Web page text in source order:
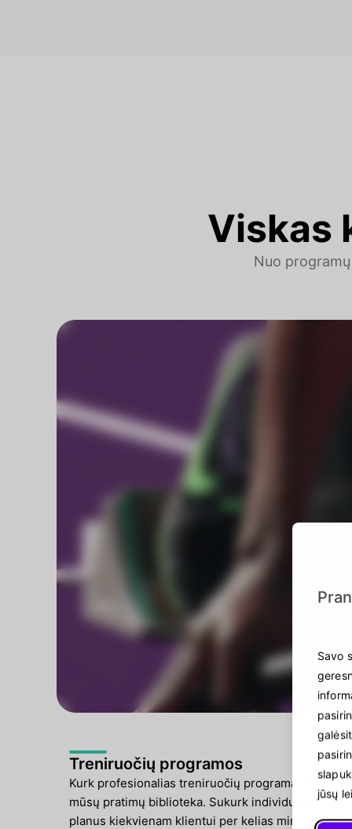
Savo
jūsų
Viskas
Nuo
Treniruočių programos
Kurk profesionalias treniruočių programas su
mūsų pratimų biblioteka. Sukurk individualius
planus kiekvienam klientui per kelias minutes, sek